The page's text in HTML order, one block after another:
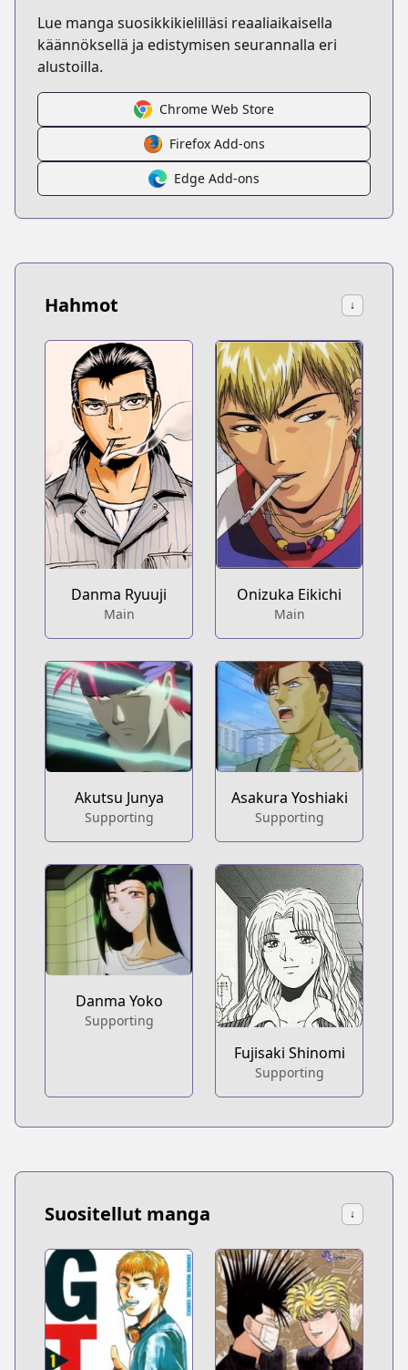
Lue manga suosikkikielilläsi reaaliaikaisella
käännöksellä ja edistymisen seurannalla eri
alustoilla.
Chrome Web Store
Firefox Add-ons
Edge Add-ons
Hahmot ↓
Danma Ryuuji
Main
Onizuka Eikichi
Main
Akutsu Junya
Supporting
Asakura Yoshiaki
Supporting
Danma Yoko
Supporting
Fujisaki Shinomi
Supporting
Suositellut manga ↓